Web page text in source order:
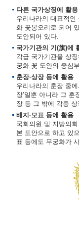
다른 국가상징에 활용
우리나라의 대표적인
화 꽃봉오리로 되어
도안되어 있다.
국가기관의 기(旗)에
각급 국가기관을 상
궁화 꽃 도안의 중심
훈장·상장 등에 활용
우리나라의 훈장 중
장’일뿐 아니라 그
장 등 그 밖에 각종
배지·모표 등에 활용
국회의원 및 지방의
본 도안으로 하고 있
표 등에도 무궁화가